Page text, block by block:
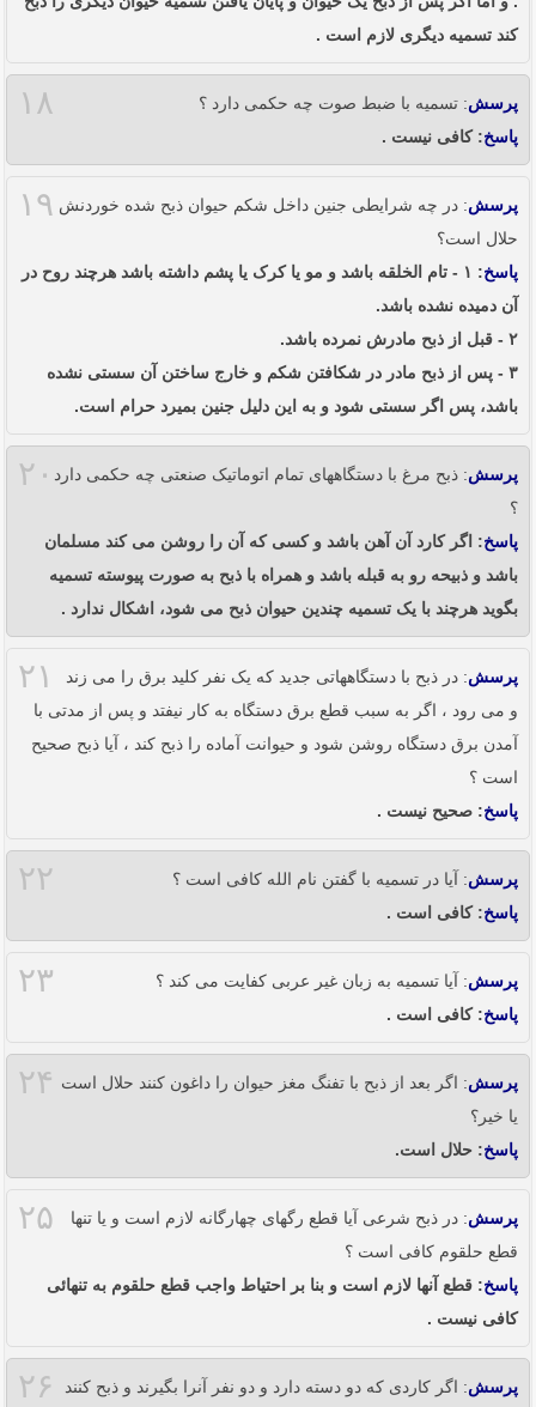
کند تسمیه دیگری لازم است .
۱۸ پرسش: تسمیه با ضبط صوت چه حکمی دارد ؟
پاسخ: کافی نیست .
۱۹ پرسش: در چه شرایطی جنین داخل شکم حیوان ذبح شده خوردنش
حلال است؟
پاسخ
: ۱ - تام الخلقه باشد و مو یا کرک یا پشم داشته باشد هرچند روح در
آن دمیده نشده باشد.
۲ - قبل از ذبح مادرش نمرده باشد.
۳ - پس از ذبح مادر در شکافتن شکم و خارج ساختن آن سستی نشده
باشد، پس اگر سستی شود و به این دلیل جنین بمیرد حرام است.
۲۰ پرسش: ذبح مرغ با دستگاههای تمام اتوماتیک صنعتی چه حکمی دارد
؟
پاسخ: اگر کارد آن آهن باشد و کسی که آن را روشن می کند مسلمان
باشد و ذبیحه رو به قبله باشد و همراه با ذبح به صورت پیوسته تسمیه
بگوید هرچند با یک تسمیه چندین حیوان ذبح می شود، اشکال ندارد .
۲۱ پرسش: در ذبح با دستگاههاتی جدید که یک نفر کلید برق را می زند
و می رود ، اگر به سبب قطع برق دستگاه به کار نیفتد و پس از مدتی با
آمدن برق دستگاه روشن شود و حیوانت آماده را ذبح کند ، آیا ذبح صحیح
است ؟
پاسخ: صحیح نیست .
۲۲ پرسش: آیا در تسمیه با گفتن نام الله کافی است ؟
پاسخ: کافی است .
۲۳ پرسش: آیا تسمیه به زبان غیر عربی کفایت می کند ؟
پاسخ: کافی است .
۲۴ پرسش: اگر بعد از ذبح با تفنگ مغز حیوان را داغون کنند حلال است
یا خیر؟
پاسخ: حلال است.
۲۵ پرسش: در ذبح شرعی آیا قطع رگهای چهارگانه لازم است و یا تنها
قطع حلقوم کافی است ؟
پاسخ: قطع آنها لازم است و بنا بر احتیاط واجب قطع حلقوم به تنهائی
کافی نیست .
۲۶ پرسش: اگر کاردی که دو دسته دارد و دو نفر آنرا بگیرند و ذبح کنند